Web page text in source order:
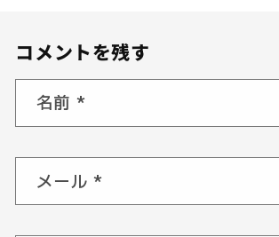
コメントを残す
名前 *
メール *